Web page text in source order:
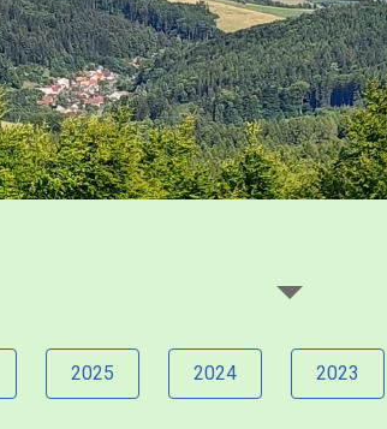
2025 2024 2023